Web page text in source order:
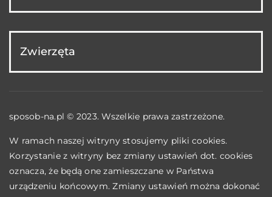
Zwierzęta
sposob-na.pl © 2023. Wszelkie prawa zastrzeżone.
W ramach naszej witryny stosujemy pliki cookies.
Korzystanie z witryny bez zmiany ustawień dot. cookies
oznacza, że będą one zamieszczane w Państwa
urządzeniu końcowym. Zmiany ustawień można dokonać